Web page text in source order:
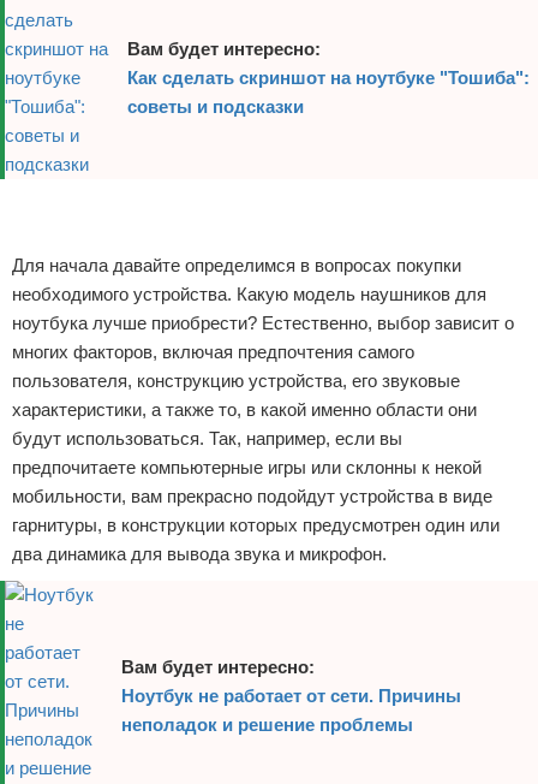
Вам будет интересно:
Как сделать скриншот на ноутбуке "Тошиба":
советы и подсказки
Для начала давайте определимся в вопросах покупки
необходимого устройства. Какую модель наушников для
ноутбука лучше приобрести? Естественно, выбор зависит о
многих факторов, включая предпочтения самого
пользователя, конструкцию устройства, его звуковые
характеристики, а также то, в какой именно области они
будут использоваться. Так, например, если вы
предпочитаете компьютерные игры или склонны к некой
мобильности, вам прекрасно подойдут устройства в виде
гарнитуры, в конструкции которых предусмотрен один или
два динамика для вывода звука и микрофон.
Вам будет интересно:
Ноутбук не работает от сети. Причины
неполадок и решение проблемы